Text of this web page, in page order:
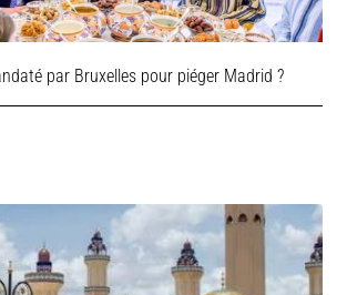
par Bruxelles pour piéger Madrid ?